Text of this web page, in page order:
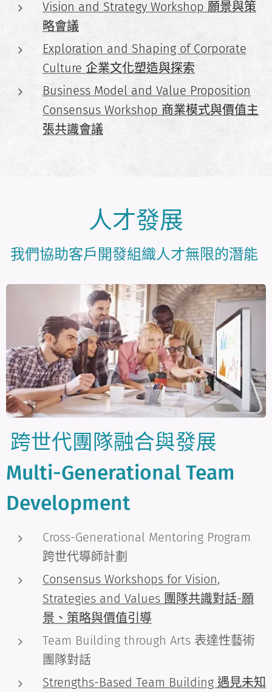
Vision and Strategy Workshop 願景與策
略會議
Exploration and Shaping of Corporate
Culture 企業文化塑造與探索
Business Model and Value Proposition
Consensus Workshop 商業模式與價值主
張共識會議
人才發展
我們協助客戶開發組織人才無限的潛能
跨世代團隊融合與發展
Multi-Generational Team
Development
Cross-Generational Mentoring Program
跨世代導師計劃
Consensus Workshops for Vision,
Strategies and Values 團隊共識對話-願
景、策略與價值引導
Team Building through Arts 表達性藝術
團隊對話
Strengths-Based Team Building 遇見未知